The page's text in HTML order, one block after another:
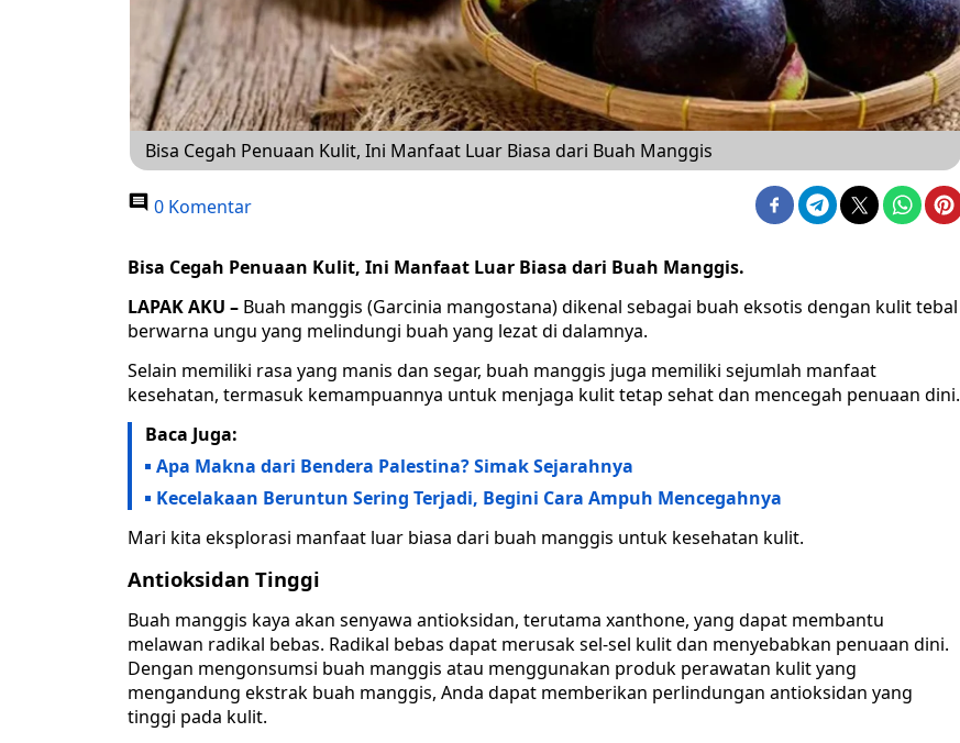
Bisa Cegah Penuaan Kulit, Ini Manfaat Luar Biasa dari Buah Manggis
0 Komentar
Bisa Cegah Penuaan Kulit, Ini Manfaat Luar Biasa dari Buah Manggis.
LAPAK AKU – Buah manggis (Garcinia mangostana) dikenal sebagai buah eksotis dengan kulit tebal
berwarna ungu yang melindungi buah yang lezat di dalamnya.
Selain memiliki rasa yang manis dan segar, buah manggis juga memiliki sejumlah manfaat
kesehatan, termasuk kemampuannya untuk menjaga kulit tetap sehat dan mencegah penuaan dini.
Baca Juga:
Apa Makna dari Bendera Palestina? Simak Sejarahnya
Kecelakaan Beruntun Sering Terjadi, Begini Cara Ampuh Mencegahnya
Mari kita eksplorasi manfaat luar biasa dari buah manggis untuk kesehatan kulit.
Antioksidan Tinggi
Buah manggis kaya akan senyawa antioksidan, terutama xanthone, yang dapat membantu
melawan radikal bebas. Radikal bebas dapat merusak sel-sel kulit dan menyebabkan penuaan dini.
Dengan mengonsumsi buah manggis atau menggunakan produk perawatan kulit yang
mengandung ekstrak buah manggis, Anda dapat memberikan perlindungan antioksidan yang
tinggi pada kulit.